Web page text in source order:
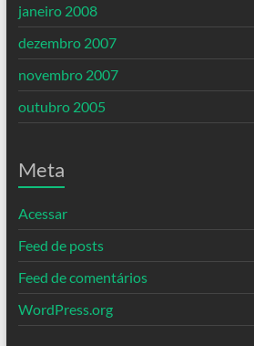
janeiro 2008
dezembro 2007
novembro 2007
outubro 2005
Meta
Acessar
Feed de posts
Feed de comentários
WordPress.org